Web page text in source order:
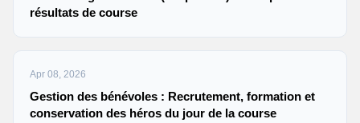
résultats de course
Apr 08, 2026
Gestion des bénévoles : Recrutement, formation et
conservation des héros du jour de la course